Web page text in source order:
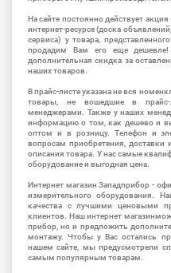
На сайте постоянно действует
интернет-ресурсе (доска
сервиса) у товара,
продадим Вам его еще дешевле!
дополнительная скидка за
наших товаров.
В прайс-листе указана не вся
товары, не вошедшие в прайс-
менеджерами. Также у наших
информацию о том, как дешево и
оптом и в розницу. Телефон и
вопросам приобретения, доставки
описания товара. У нас самые
оборудование и выгодная цена.
Интернет магазин Западприбор -
измерительного оборудования.
качества с лучшими ценовыми
клиентов. Наш интернет
прибор, но и предложить
монтажу. Чтобы у Вас остались
нашем сайте, мы предусмотрели
самым популярным товарам.